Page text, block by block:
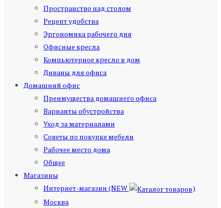
Пространство над столом
Рецепт удобства
Эргономика рабочего дня
Офисные кресла
Компьютерное кресло в дом
Диваны для офиса
Домашний офис
Преимущества домашнего офиса
Варианты обустройства
Уход за материалами
Советы по покупке мебели
Рабочее место дома
Общее
Магазины
Интернет-магазин (NEW
)
Москва